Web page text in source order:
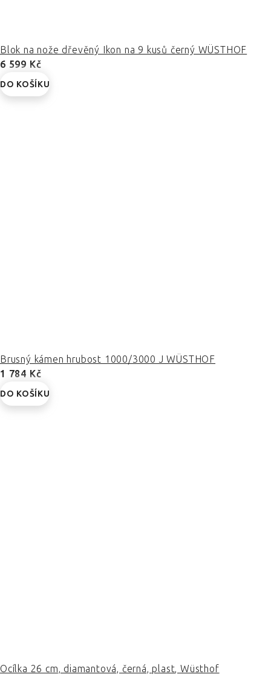
Blok na nože dřevěný Ikon na 9 kusů černý WÜSTHOF
6 599 Kč
DO KOŠÍKU
Brusný kámen hrubost 1000/3000 J WÜSTHOF
1 784 Kč
DO KOŠÍKU
Ocílka 26 cm, diamantová, černá, plast, Wüsthof